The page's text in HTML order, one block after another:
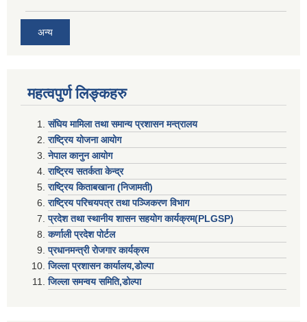
अन्य
महत्वपुर्ण लिङ्कहरु
संघिय मामिला तथा समान्य प्रशासन मन्त्रालय
राष्ट्रिय योजना आयोग
नेपाल कानुन आयोग
राष्ट्रिय सतर्कता केन्द्र
राष्ट्रिय किताबखाना (निजामती)
राष्ट्रिय परिचयपत्र तथा पञ्जिकरण विभाग
प्रदेश तथा स्थानीय शासन सहयाेग कार्यक्रम(PLGSP)
कर्णाली प्रदेश पोर्टल
प्रधानमन्त्री राेजगार कार्यक्रम
जिल्ला प्रशासन कार्यालय,डोल्पा
जिल्ला समन्वय समिति,डोल्प